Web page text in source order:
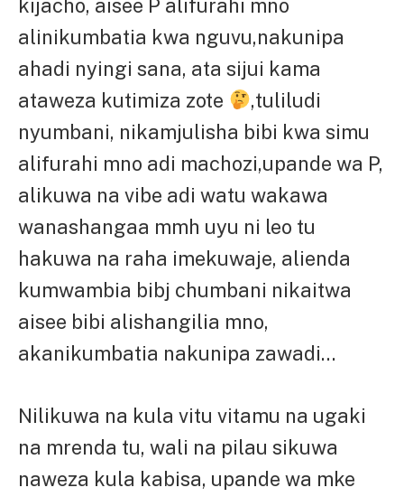
kijacho, aisee P alifurahi mno
alinikumbatia kwa nguvu,nakunipa
ahadi nyingi sana, ata sijui kama
ataweza kutimiza zote
,tuliludi
nyumbani, nikamjulisha bibi kwa simu
alifurahi mno adi machozi,upande wa P,
alikuwa na vibe adi watu wakawa
wanashangaa mmh uyu ni leo tu
hakuwa na raha imekuwaje, alienda
kumwambia bibj chumbani nikaitwa
aisee bibi alishangilia mno,
akanikumbatia nakunipa zawadi…
Nilikuwa na kula vitu vitamu na ugaki
na mrenda tu, wali na pilau sikuwa
naweza kula kabisa, upande wa mke